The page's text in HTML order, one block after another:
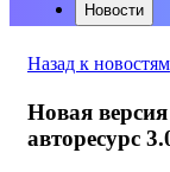
Новости
Назад к новостям
Новая
авторесурс